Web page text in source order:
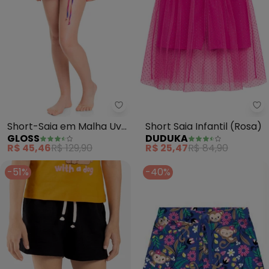
Gloss - Short-Saia em Malha
Short-Saia em Malha Uv
Fps +50 (Roxo)
GLOSS
R$ 45,46R$ 129,90
Short Saia Infantil (Rosa)
DUDUKA
R$ 25,47R$ 84,90
-51%
-40%